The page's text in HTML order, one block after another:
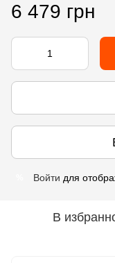
6 479 грн
Войти для
В